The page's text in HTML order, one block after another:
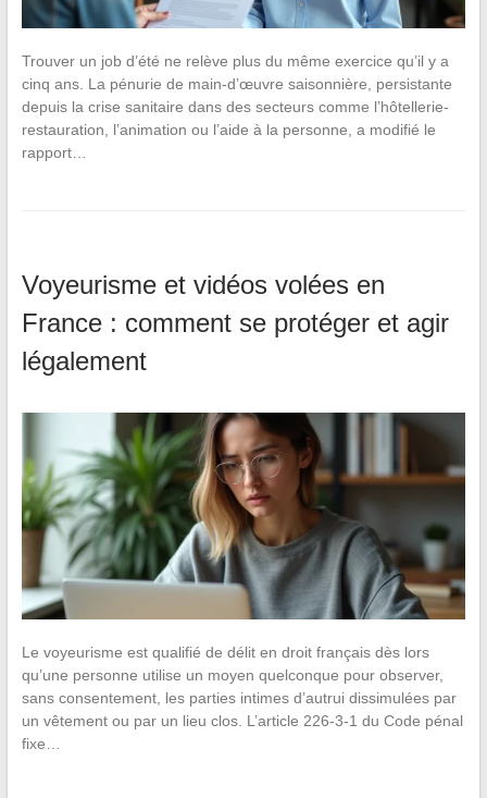
Trouver un job d’été ne relève plus du même exercice qu’il y a
cinq ans. La pénurie de main-d’œuvre saisonnière, persistante
depuis la crise sanitaire dans des secteurs comme l’hôtellerie-
restauration, l’animation ou l’aide à la personne, a modifié le
rapport…
Voyeurisme et vidéos volées en
France : comment se protéger et agir
légalement
Le voyeurisme est qualifié de délit en droit français dès lors
qu’une personne utilise un moyen quelconque pour observer,
sans consentement, les parties intimes d’autrui dissimulées par
un vêtement ou par un lieu clos. L’article 226-3-1 du Code pénal
fixe…